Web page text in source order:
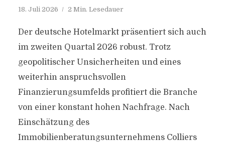
18. Juli 2026 2 Min. Lesedauer
Der deutsche Hotelmarkt präsentiert sich auch
im zweiten Quartal 2026 robust. Trotz
geopolitischer Unsicherheiten und eines
weiterhin anspruchsvollen
Finanzierungsumfelds profitiert die Branche
von einer konstant hohen Nachfrage. Nach
Einschätzung des
Immobilienberatungsunternehmens Colliers